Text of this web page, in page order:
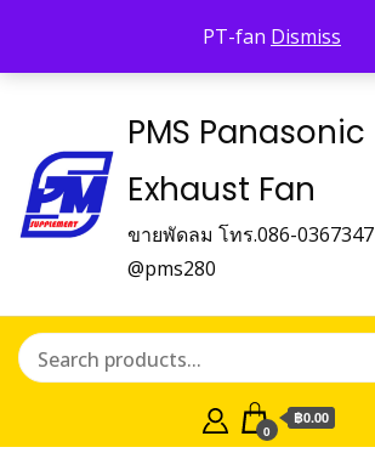
PT-fan Dismiss
PMS Panasonic
Exhaust Fan
ขายพัดลม โทร.086-0367347
@pms280
0
฿0.00